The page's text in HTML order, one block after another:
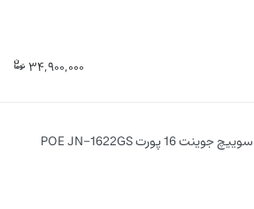
34,900,000
سوییچ جوینت 16 پورت POE JN-1622GS